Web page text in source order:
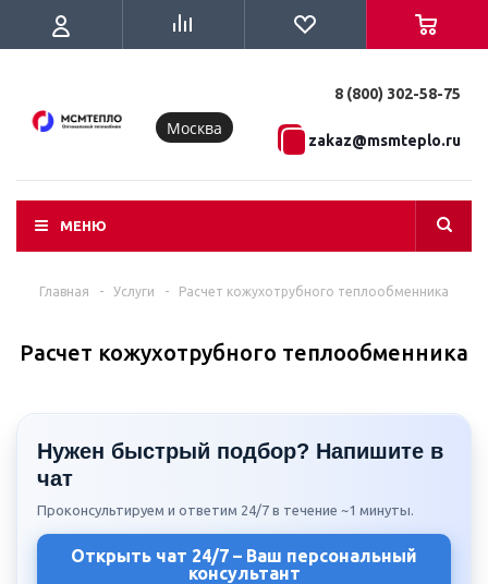
Москва
8 (800) 302-58-75
zakaz@msmteplo.ru
МЕНЮ
Главная - Услуги - Расчет кожухотрубного теплообменника
Расчет кожухотрубного теплообменника
Нужен быстрый подбор? Напишите в
чат
Проконсультируем и ответим 24/7 в течение ~1 минуты.
Открыть чат 24/7 – Ваш персональный
консультант